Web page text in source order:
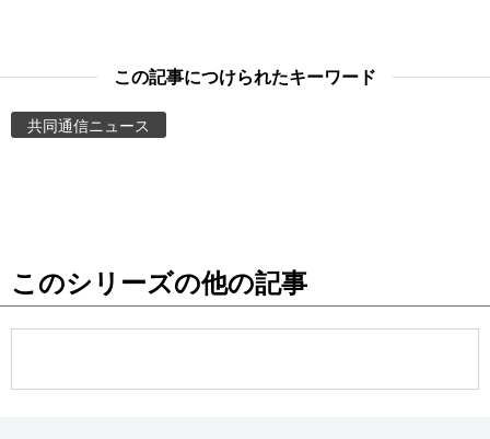
東京
この記事につけられたキーワード
共同通信ニュース
このシリーズの他の記事